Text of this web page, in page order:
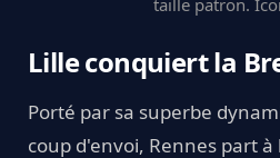
Lille conquiert la
Porté par sa superbe
coup d'envoi, Rennes part à